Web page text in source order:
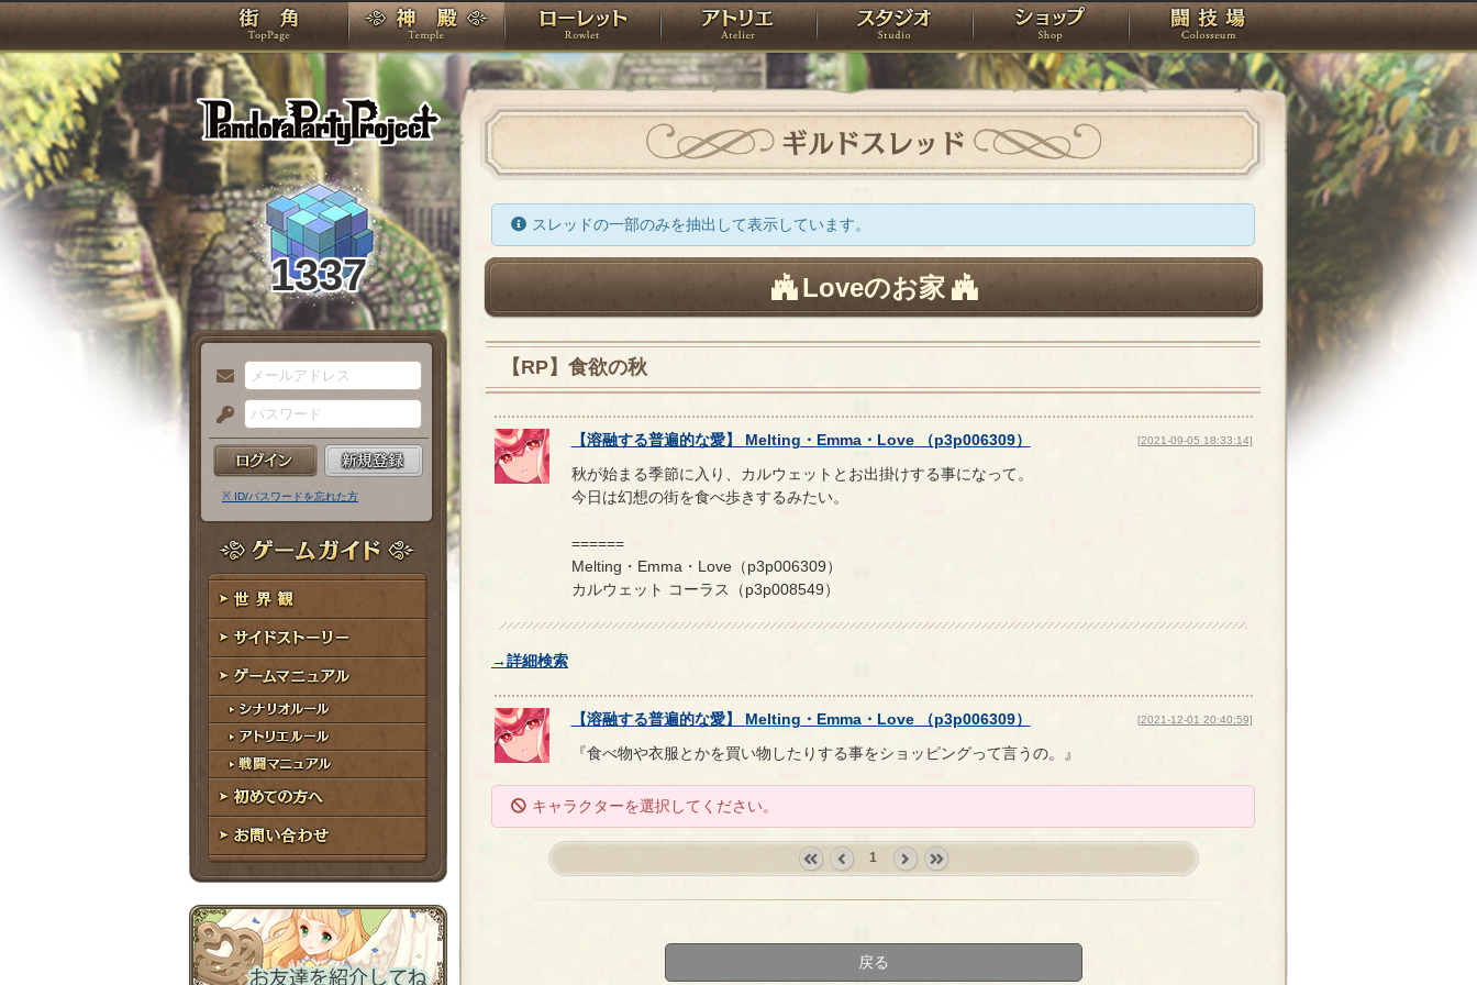
PandoraPartyProject
TOP 神殿 ローレット アトリエ スタジオ ショップ 闘技場
1337
メ
ー
ル
ア
ド
レ
ス
パ
ス
ー
ド
※ ID/パスワードを忘れた方
ゲームガイド
世界観
サイドストーリー
ゲームマニュアル
シナリオルール
アトリエルール
戦闘マニュアル
初めての方へ
お問い合わせ
ギルドスレッド
スレッドの一部のみを抽出して表示しています。
Loveのお家
【RP】食欲の秋
【溶融する普遍的な愛】 Melting ・ Emma・ Love（p3p006309） [2021-09-05 18:33:14]
秋が始まる季節に入り、カルウェットとお出掛けする事になって。
今日は幻想の街を食べ歩きするみたい。
======
Melting・Emma・Love（p3p006309）
カルウェット コーラス（p3p008549）
→詳細検索
【溶融する普遍的な愛】 Melting ・ Emma・ Love（p3p006309） [2021-12-01 20:40:59]
『食べ物や衣服とかを買い物したりする事をショッピングって言うの。』
キャラクターを選択してください。
1
戻る